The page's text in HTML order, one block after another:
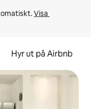
Visa
Hyr ut på Airbnb